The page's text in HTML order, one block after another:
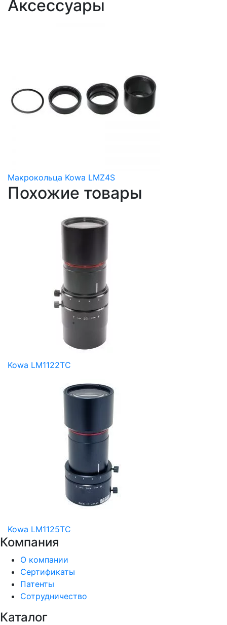
Аксессуары
Макрокольца Kowa LMZ4S
Похожие товары
Kowa LM1122TC
Kowa LM1125TC
Компания
О компании
Сертификаты
Патенты
Сотрудничество
Каталог